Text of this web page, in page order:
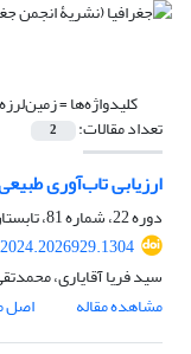
کلیدواژه‌ها =زمین‌لرزه
تعداد مقالات: 2
ارزیابی تاب‌آوری
دوره 22، شماره 81، تابستان 1403، صفحه
سید فریا آقایاری،
مشاهده مقاله
اصل